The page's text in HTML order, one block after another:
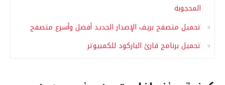
المحجوبة
تحميل متصفح بريف الإصدار الجديد أفضل وأسرع متصفح
تحميل برنامج قارئ الباركود للكمبيوتر